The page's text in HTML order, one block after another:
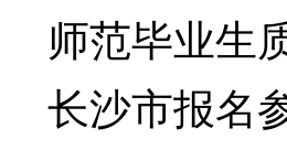
师范毕业生
长沙市报名